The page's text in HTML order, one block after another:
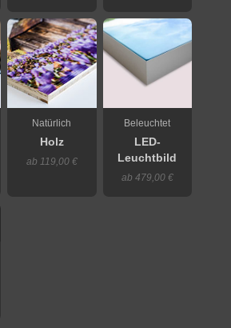
Natürlich
Holz
ab 119,00 €
Beleuchtet
LED-
Leuchtbild
ab 479,00 €